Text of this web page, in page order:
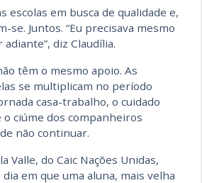
escolas em busca de qualidade e,
se. Juntos. “Eu precisava mesmo
diz Claudília.
têm o mesmo apoio. As
se multiplicam no período
casa-trabalho, o cuidado
o ciúme dos companheiros
não continuar.
Valle, do Caic Nações Unidas,
em que uma aluna, mais velha